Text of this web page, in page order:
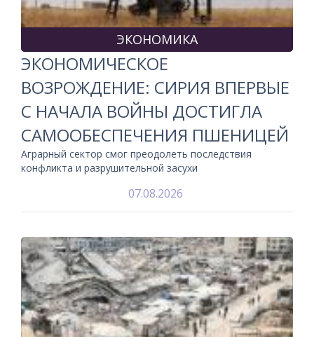
ЭКОНОМИКА
ЭКОНОМИЧЕСКОЕ
ВОЗРОЖДЕНИЕ: СИРИЯ ВПЕРВЫЕ
С НАЧАЛА ВОЙНЫ ДОСТИГЛА
САМООБЕСПЕЧЕНИЯ ПШЕНИЦЕЙ
Аграрный сектор смог преодолеть последствия
конфликта и разрушительной засухи
07.08.2026